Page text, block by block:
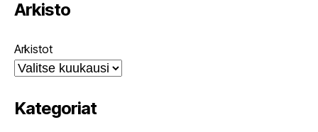
Arkisto
Arkistot
Kategoriat